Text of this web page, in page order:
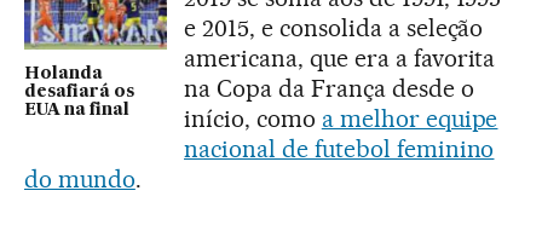
Holanda
desafiará os
EUA na final
e 2015, e consolida a seleção
americana, que era a favorita
na Copa da França desde o
início, como a melhor equipe
nacional de futebol feminino
do mundo.